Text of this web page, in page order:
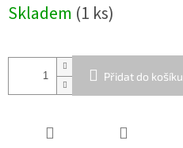
cena:
Skladem (1 ks)
Přidat do košíku